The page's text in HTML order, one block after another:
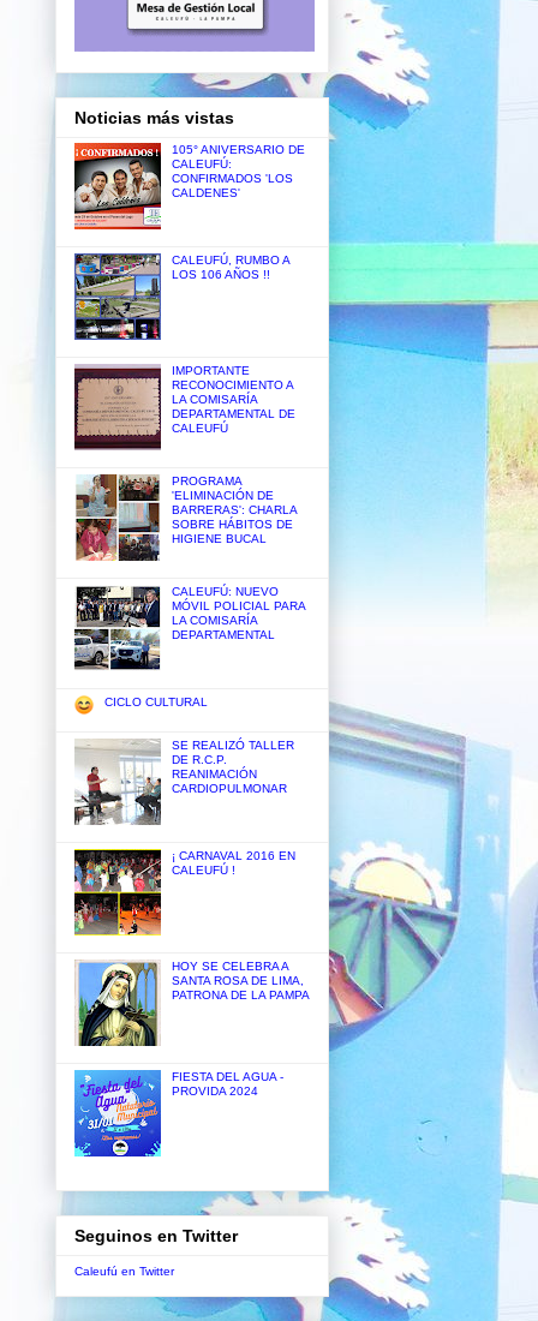
Noticias más vistas
105° ANIVERSARIO DE
CALEUFÚ:
CONFIRMADOS 'LOS
CALDENES'
CALEUFÚ, RUMBO A
LOS 106 AÑOS !!
IMPORTANTE
RECONOCIMIENTO A
LA COMISARÍA
DEPARTAMENTAL DE
CALEUFÚ
PROGRAMA
'ELIMINACIÓN DE
BARRERAS': CHARLA
SOBRE HÁBITOS DE
HIGIENE BUCAL
CALEUFÚ: NUEVO
MÓVIL POLICIAL PARA
LA COMISARÍA
DEPARTAMENTAL
CICLO CULTURAL
SE REALIZÓ TALLER
DE R.C.P.
REANIMACIÓN
CARDIOPULMONAR
¡ CARNAVAL 2016 EN
CALEUFÚ !
HOY SE CELEBRA A
SANTA ROSA DE LIMA,
PATRONA DE LA PAMPA
FIESTA DEL AGUA -
PROVIDA 2024
Seguinos en Twitter
Caleufú en Twitter